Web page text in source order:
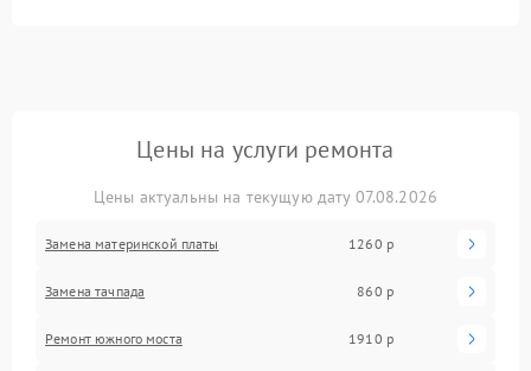
Цены на услуги ремонта
Цены актуальны на текущую дату 07.08.2026
Замена материнской платы 1260 р
Замена тачпада 860 р
Ремонт южного моста 1910 р